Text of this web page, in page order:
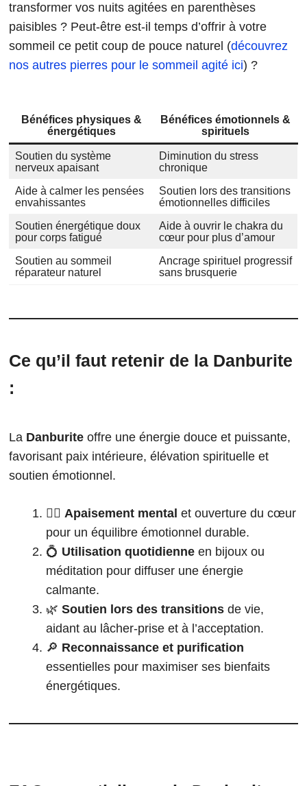
transformer vos nuits agitées en parenthèses
paisibles ? Peut-être est-il temps d’offrir à votre
sommeil ce petit coup de pouce naturel (découvrez
nos autres pierres pour le sommeil agité ici) ?
Bénéfices physiques &
énergétiques
Bénéfices émotionnels &
spirituels
Soutien du système
nerveux apaisant
Diminution du stress
chronique
Aide à calmer les pensées
envahissantes
Soutien lors des transitions
émotionnelles difficiles
Soutien énergétique doux
pour corps fatigué
Aide à ouvrir le chakra du
cœur pour plus d’amour
Soutien au sommeil
réparateur naturel
Ancrage spirituel progressif
sans brusquerie
Ce qu’il faut retenir de la Danburite
:
La Danburite offre une énergie douce et puissante,
favorisant paix intérieure, élévation spirituelle et
soutien émotionnel.
🧘‍♀️ Apaisement mental et ouverture du cœur
pour un équilibre émotionnel durable.
💍 Utilisation quotidienne en bijoux ou
méditation pour diffuser une énergie
calmante.
🌿 Soutien lors des transitions de vie,
aidant au lâcher-prise et à l’acceptation.
🔎 Reconnaissance et purification
essentielles pour maximiser ses bienfaits
énergétiques.